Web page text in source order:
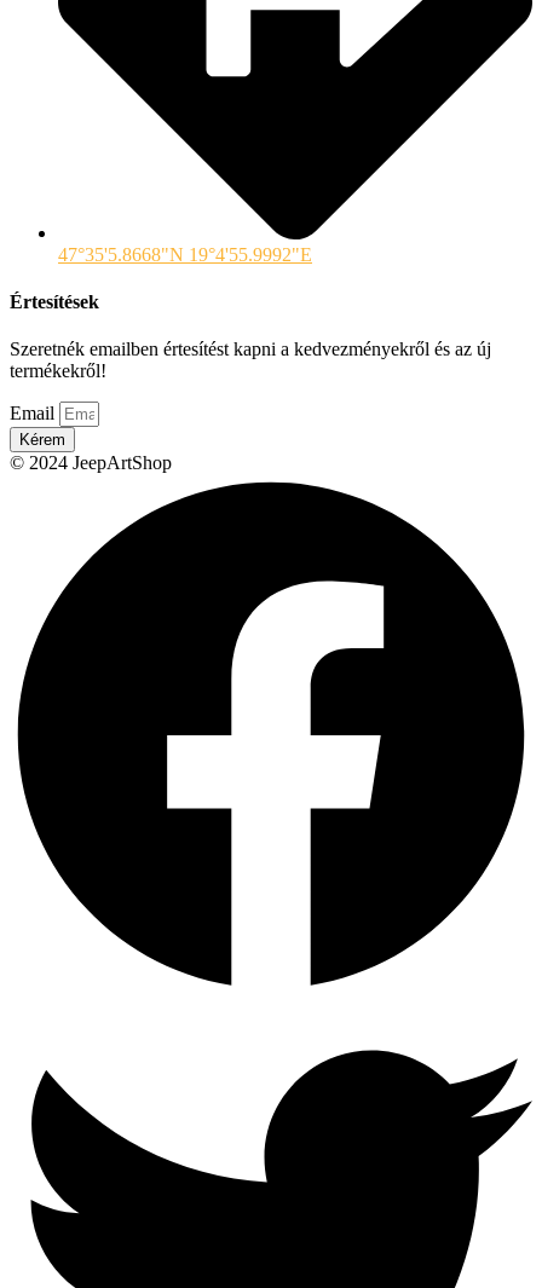
47°35'5.8668"N 19°4'55.9992"E
Értesítések
Szeretnék emailben értesítést kapni a kedvezményekről és az új
termékekről!
Email
Kérem
© 2024 JeepArtShop